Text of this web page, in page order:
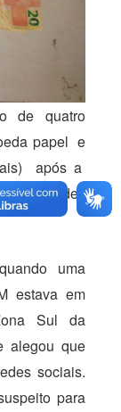
de quatro
papel e
após a
por redes
uma
estava em
Sul da
alegou que
sociais.
para